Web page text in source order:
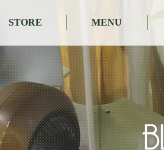
STORE MENU